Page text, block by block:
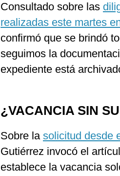
Consultado sobre las
realizadas este martes
confirmó que se brindó
seguimos la
expediente está
¿VACANCIA SIN
Sobre la solicitud desde
Gutiérrez invocó el
establece la vacancia